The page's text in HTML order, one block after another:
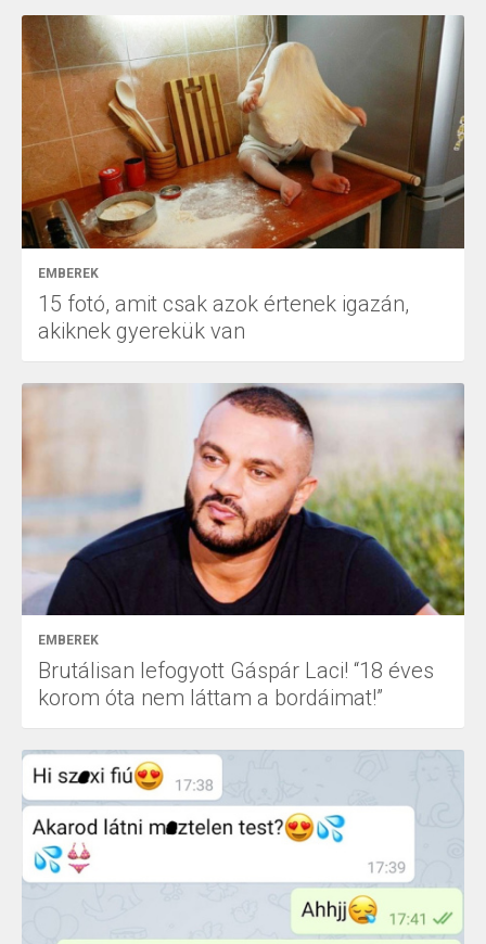
EMBEREK
15 fotó, amit csak azok értenek igazán,
akiknek gyerekük van
EMBEREK
Brutálisan lefogyott Gáspár Laci! “18 éves
korom óta nem láttam a bordáimat!”